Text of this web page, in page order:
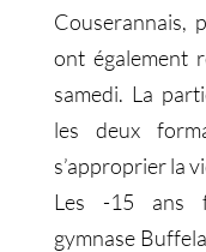
Couserannais,
ont également
samedi. La
les deux
s’approprier la
Les -15 ans
gymnase